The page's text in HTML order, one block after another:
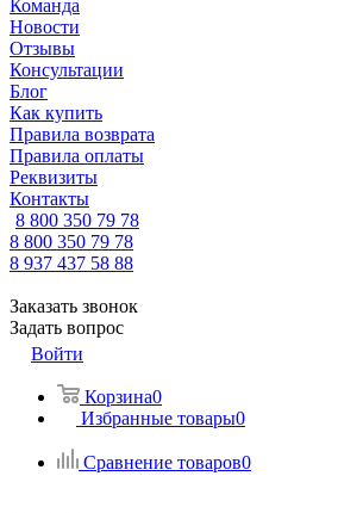
Команда
Новости
Отзывы
Консультации
Блог
Как купить
Правила возврата
Правила оплаты
Реквизиты
Контакты
8 800 350 79 78
8 800 350 79 78
8 937 437 58 88
Заказать звонок
Задать вопрос
Войти
Корзина0
Избранные товары0
Сравнение товаров0